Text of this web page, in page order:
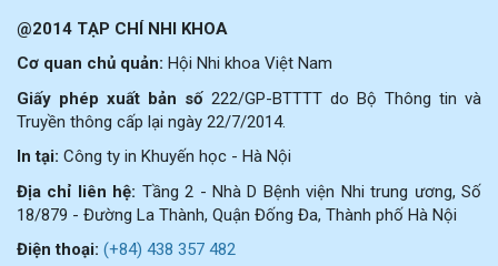
@2014 TẠP CHÍ NHI KHOA
Cơ quan chủ quản: Hội Nhi khoa Việt Nam
Giấy phép xuất bản số222/GP-BTTTT do Bộ Thông tin và
Truyền thông cấp lại ngày 22/7/2014.
In tại: Công ty in Khuyến học - Hà Nội
Địa chỉ liên hệ: Tầng 2 - Nhà D Bệnh viện Nhi trung ương, Số
18/879 - Đường La Thành, Quận Đống Đa, Thành phố Hà Nội
Điện thoại: (+84) 438 357 482